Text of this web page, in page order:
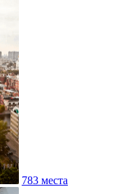
783 места